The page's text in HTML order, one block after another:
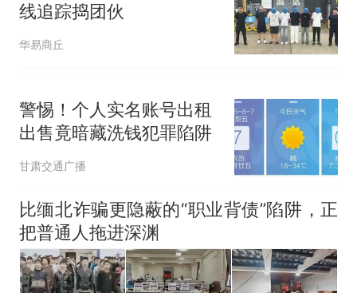
线追踪捣团伙
华易商丘
警惕！个人实名账号出租
出售竟暗藏洗钱犯罪陷阱
甘肃交通广播
比缅北诈骗更隐蔽的“职业背债”陷阱，正
把普通人拖进深渊